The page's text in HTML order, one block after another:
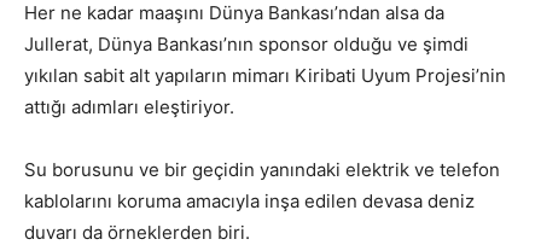
Her ne kadar maaşını Dünya Bankası’ndan alsa da
Jullerat, Dünya Bankası’nın sponsor olduğu ve şimdi
yıkılan sabit alt yapıların mimarı Kiribati Uyum Projesi’nin
attığı adımları eleştiriyor.
Su borusunu ve bir geçidin yanındaki elektrik ve telefon
kablolarını koruma amacıyla inşa edilen devasa deniz
duvarı da örneklerden biri.